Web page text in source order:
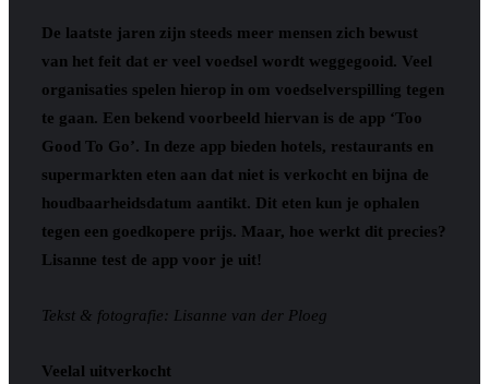
De laatste jaren zijn steeds meer mensen zich bewust
van het feit dat er veel voedsel wordt weggegooid. Veel
organisaties spelen hierop in om voedselverspilling tegen
te gaan. Een bekend voorbeeld hiervan is de app ‘Too
Good To Go’. In deze app bieden hotels, restaurants en
supermarkten eten aan dat niet is verkocht en bijna de
houdbaarheidsdatum aantikt. Dit eten kun je ophalen
tegen een goedkopere prijs. Maar, hoe werkt dit precies?
Lisanne test de app voor je uit!
Tekst & fotografie: Lisanne van der Ploeg
Veelal uitverkocht